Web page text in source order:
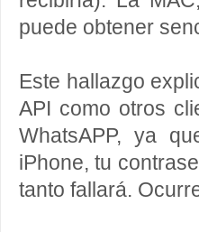
puede obtener
Este hallazgo
API como otros
WhatsAPP, ya
iPhone, tu
tanto fallará.